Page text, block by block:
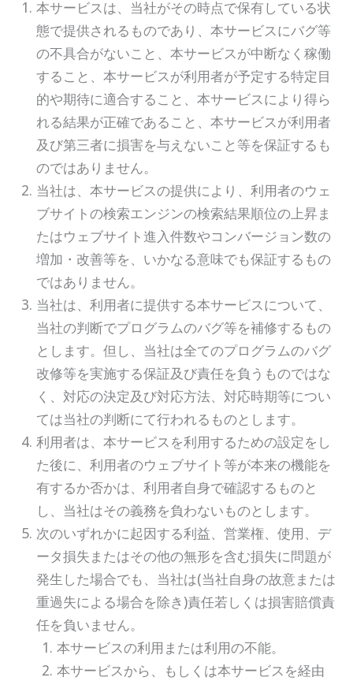
本サービスは、当社がその時点で保有している状
態で提供されるものであり、本サービスにバグ等
の不具合がないこと、本サービスが中断なく稼働
すること、本サービスが利用者が予定する特定目
的や期待に適合すること、本サービスにより得ら
れる結果が正確であること、本サービスが利用者
及び第三者に損害を与えないこと等を保証するも
のではありません。
当社は、本サービスの提供により、利用者のウェ
ブサイトの検索エンジンの検索結果順位の上昇ま
たはウェブサイト進入件数やコンバージョン数の
増加・改善等を、いかなる意味でも保証するもの
ではありません。
当社は、利用者に提供する本サービスについて、
当社の判断でプログラムのバグ等を補修するもの
とします。但し、当社は全てのプログラムのバグ
改修等を実施する保証及び責任を負うものではな
く、対応の決定及び対応方法、対応時期等につい
ては当社の判断にて行われるものとします。
利用者は、本サービスを利用するための設定をし
た後に、利用者のウェブサイト等が本来の機能を
有するか否かは、利用者自身で確認するものと
し、当社はその義務を負わないものとします。
次のいずれかに起因する利益、営業権、使用、デ
ータ損失またはその他の無形を含む損失に問題が
発生した場合でも、当社は(当社自身の故意または
重過失による場合を除き)責任若しくは損害賠償責
任を負いません。
本サービスの利用または利用の不能。
本サービスから、もしくは本サービスを経由